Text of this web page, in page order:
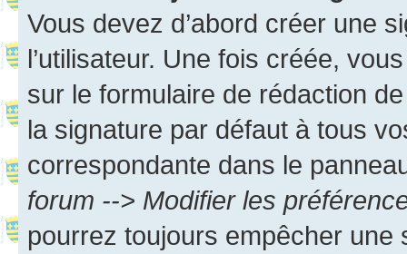
Vous devez d’abord créer une
l’utilisateur. Une fois créée,
sur le formulaire de rédaction
la signature par défaut à tous
correspondante dans le
forum --> Modifier les
pourrez toujours empêcher une